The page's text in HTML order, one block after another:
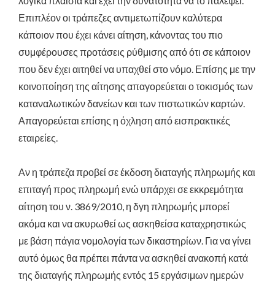
Επιπλέον οι τράπεζες αντιμετωπίζουν καλύτερα
κάποιον που έχει κάνει αίτηση, κάνοντας του πιο
συμφέρουσες προτάσεις ρύθμισης από ότι σε κάποιον
που δεν έχει αιτηθεί να υπαχθεί στο νόμο. Επίσης με την
κοινοποίηση της αίτησης απαγορεύεται ο τοκισμός των
καταναλωτικών δανείων και των πιστωτικών καρτών.
Απαγορεύεται επίσης η όχληση από εισπρακτικές
εταιρείες.
Αν η τράπεζα προβεί σε έκδοση διαταγής πληρωμής και
επιταγή προς πληρωμή ενώ υπάρχει σε εκκρεμότητα
αίτηση του ν. 3869/2010, η δγη πληρωμής μπορεί
ακόμα και να ακυρωθεί ως ασκηθείσα καταχρηστικώς
με βάση πάγια νομολογία των δικαστηρίων. Για να γίνει
αυτό όμως θα πρέπει πάντα να ασκηθεί ανακοπή κατά
της διαταγής πληρωμής εντός 15 εργάσιμων ημερών